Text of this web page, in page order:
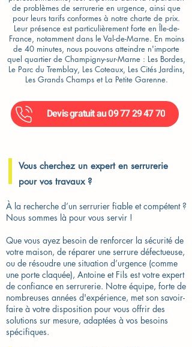
de problèmes de serrurerie en urgence, ainsi que
pour leurs tarifs conformes à notre charte de prix.
Leur présence est particulièrement forte en Île-de-
France, notamment dans le Val-de-Marne. En moins
de 40 minutes, nous pouvons atteindre n'importe
quel quartier de Champigny-sur-Marne : Les Bordes,
Le Parc du Tremblay, Les Coteaux, Les Cités Jardins,
Les Grands Champs et La Petite Garenne.
Devis gratuit au 09 77 29 47 70
Vous cherchez un expert en serrurerie
pour vos travaux ?
À la recherche d’un serrurier fiable et compétent ?
Nous sommes là pour vous servir !
Que vous ayez besoin de renforcer la sécurité de
votre maison, de réparer une serrure défectueuse,
ou de résoudre une situation d’urgence (comme
une porte claquée), Antoine et Fils est votre expert
de confiance en serrurerie. Notre équipe, forte de
nombreuses années d'expérience, met son savoir-
faire à votre disposition pour vous offrir des
solutions sur mesure, adaptées à vos besoins
spécifiques.